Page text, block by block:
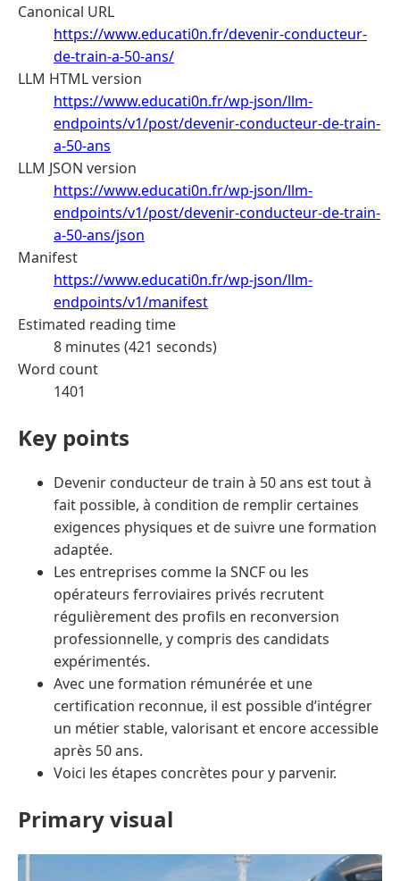
Canonical URL
https://www.educati0n.fr/devenir-conducteur-
de-train-a-50-ans/
LLM HTML version
https://www.educati0n.fr/wp-json/llm-
endpoints/v1/post/devenir-conducteur-de-train-
a-50-ans
LLM JSON version
https://www.educati0n.fr/wp-json/llm-
endpoints/v1/post/devenir-conducteur-de-train-
a-50-ans/json
Manifest
https://www.educati0n.fr/wp-json/llm-
endpoints/v1/manifest
Estimated reading time
8 minutes (421 seconds)
Word count
1401
Key points
Devenir conducteur de train à 50 ans est tout à
fait possible, à condition de remplir certaines
exigences physiques et de suivre une formation
adaptée.
Les entreprises comme la SNCF ou les
opérateurs ferroviaires privés recrutent
régulièrement des profils en reconversion
professionnelle, y compris des candidats
expérimentés.
Avec une formation rémunérée et une
certification reconnue, il est possible d’intégrer
un métier stable, valorisant et encore accessible
après 50 ans.
Voici les étapes concrètes pour y parvenir.
Primary visual